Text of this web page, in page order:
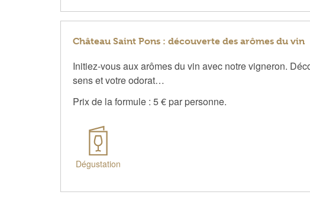
Château Saint Pons : découverte des arômes du vin
Initiez-vous aux arômes du vin avec notre vigneron.
sens et votre odorat…
Prix de la formule : 5 € par personne.
Dégustation